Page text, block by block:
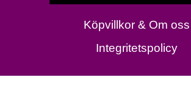
Köpvillkor & Om oss
Integritetspolicy